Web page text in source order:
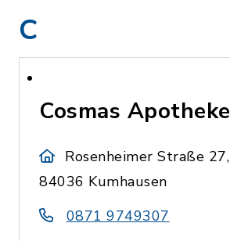
C
Cosmas Apotheke
Rosenheimer Straße 27,
84036 Kumhausen
0871 9749307